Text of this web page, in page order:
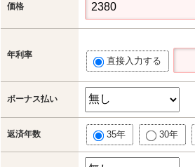
価格
年利率
直接入力する
ボーナス払い
返済年数 35年 30年